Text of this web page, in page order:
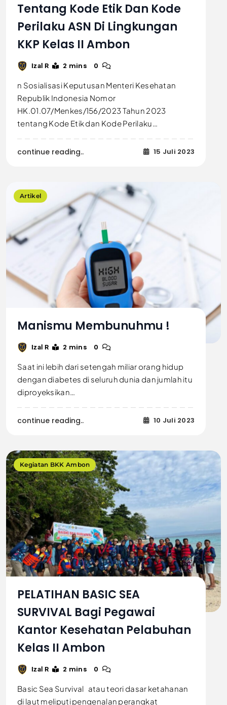
Tentang Kode Etik Dan Kode
Perilaku ASN Di Lingkungan
KKP Kelas II Ambon
Izal R 2 mins
0
n Sosialisasi Keputusan Menteri Kesehatan
Republik Indonesia Nomor
HK.01.07/Menkes/156/2023 Tahun 2023
tentang Kode Etik dan Kode Perilaku…
continue reading.. 15 Juli 2023
Artikel
Manismu Membunuhmu !
Izal R 2 mins
0
Saat ini lebih dari setengah miliar orang hidup
dengan diabetes di seluruh dunia dan jumlah itu
diproyeksikan…
continue reading.. 10 Juli 2023
Kegiatan BKK Ambon
PELATIHAN BASIC SEA
SURVIVAL Bagi Pegawai
Kantor Kesehatan Pelabuhan
Kelas II Ambon
Izal R 2 mins
0
Basic Sea Survival atau teori dasar ketahanan
di laut meliputi pengenalan perangkat